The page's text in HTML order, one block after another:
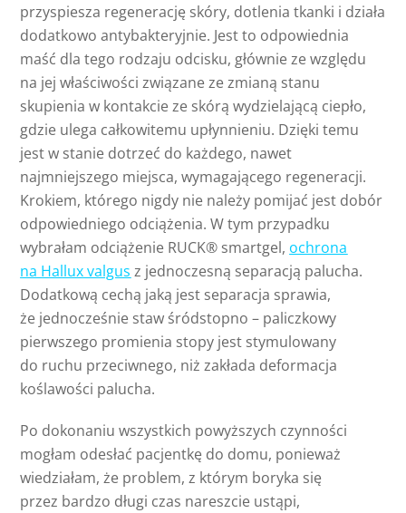
przyspiesza regenerację skóry, dotlenia tkanki i działa
dodatkowo antybakteryjnie. Jest to odpowiednia
maść dla tego rodzaju odcisku, głównie ze względu
na jej właściwości związane ze zmianą stanu
skupienia w kontakcie ze skórą wydzielającą ciepło,
gdzie ulega całkowitemu upłynnieniu. Dzięki temu
jest w stanie dotrzeć do każdego, nawet
najmniejszego miejsca, wymagającego regeneracji.
Krokiem, którego nigdy nie należy pomijać jest dobór
odpowiedniego odciążenia. W tym przypadku
wybrałam odciążenie RUCK® smartgel, ochrona
na Hallux valgus z jednoczesną separacją palucha.
Dodatkową cechą jaką jest separacja sprawia,
że jednocześnie staw śródstopno – paliczkowy
pierwszego promienia stopy jest stymulowany
do ruchu przeciwnego, niż zakłada deformacja
koślawości palucha.
Po dokonaniu wszystkich powyższych czynności
mogłam odesłać pacjentkę do domu, ponieważ
wiedziałam, że problem, z którym boryka się
przez bardzo długi czas nareszcie ustąpi,